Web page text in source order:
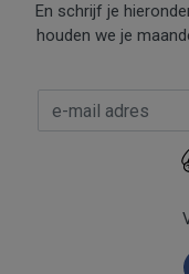
En schrijf je
houden we je
E-mail Adres